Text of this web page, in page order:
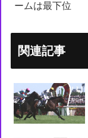
ームは最下位
関連記事